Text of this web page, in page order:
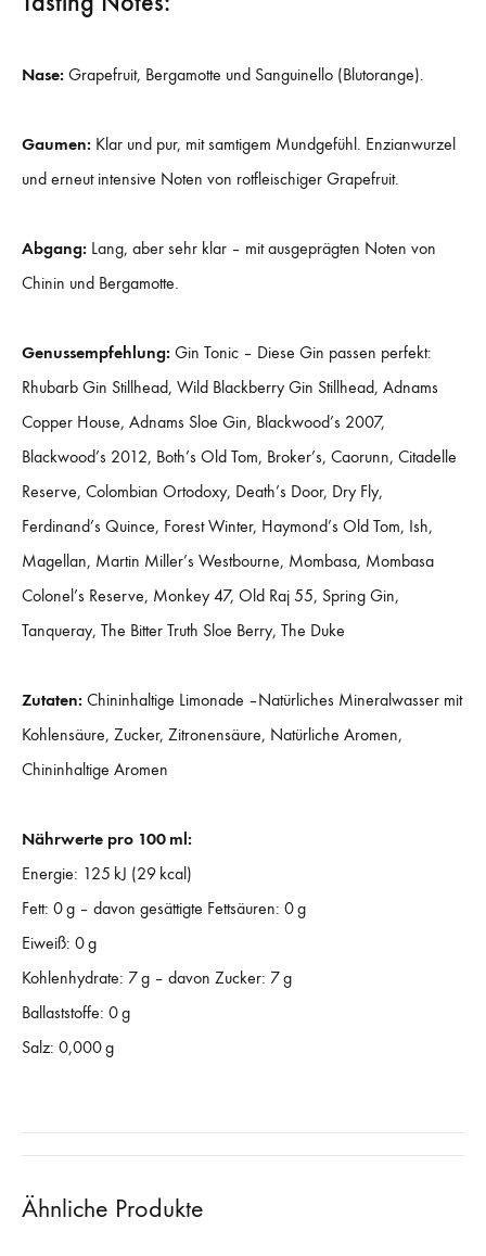
Nase: Grapefruit, Bergamotte und Sanguinello (Blutorange).
Gaumen: Klar und pur, mit samtigem Mundgefühl. Enzianwurzel
und erneut intensive Noten von rotfleischiger Grapefruit.
Abgang: Lang, aber sehr klar – mit ausgeprägten Noten von
Chinin und Bergamotte.
Genussempfehlung: Gin Tonic – Diese Gin passen perfekt:
Rhubarb Gin Stillhead, Wild Blackberry Gin Stillhead, Adnams
Copper House, Adnams Sloe Gin, Blackwood’s 2007,
Blackwood’s 2012, Both’s Old Tom, Broker’s, Caorunn, Citadelle
Reserve, Colombian Ortodoxy, Death’s Door, Dry Fly,
Ferdinand’s Quince, Forest Winter, Haymond’s Old Tom, Ish,
Magellan, Martin Miller’s Westbourne, Mombasa, Mombasa
Colonel’s Reserve, Monkey 47, Old Raj 55, Spring Gin,
Tanqueray, The Bitter Truth Sloe Berry, The Duke
Zutaten: Chininhaltige Limonade –Natürliches Mineralwasser mit
Kohlensäure, Zucker, Zitronensäure, Natürliche Aromen,
Chininhaltige Aromen
Nährwerte pro 100 ml:
Energie: 125 kJ (29 kcal)
Fett: 0 g – davon gesättigte Fettsäuren: 0 g
Eiweiß: 0 g
Kohlenhydrate: 7 g – davon Zucker: 7 g
Ballaststoffe: 0 g
Salz: 0,000 g
Ähnliche Produkte